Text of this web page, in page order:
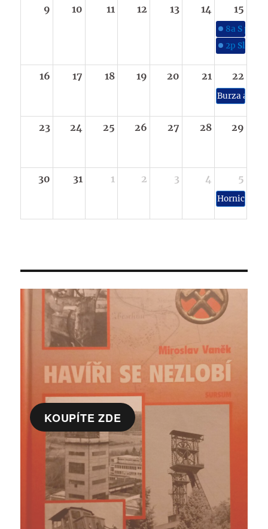
9 10 11 12 13 14 15
8a S
2p
16 17 18 19 20 21 22
Burza a
23 24 25 26 27 28 29
30 31 1 2 3 4 5
Hornické
KOUPÍTE ZDE